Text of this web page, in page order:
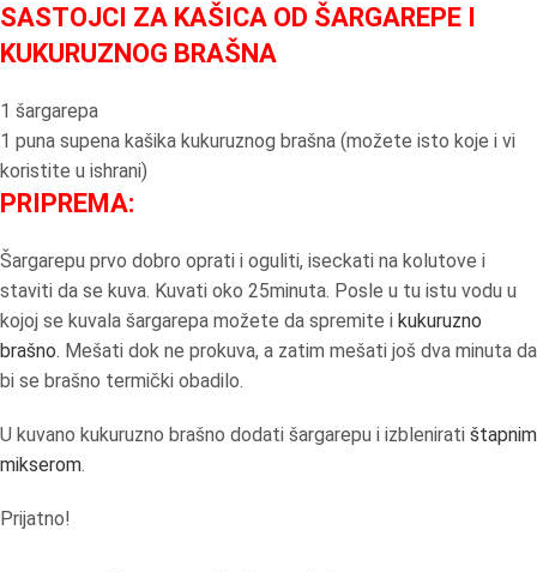
SASTOJCI ZA KAŠICA OD ŠARGAREPE I
KUKURUZNOG BRAŠNA
1 šargarepa
1 puna supena kašika kukuruznog brašna (možete isto koje i vi
koristite u ishrani)
PRIPREMA:
Šargarepu prvo dobro oprati i oguliti, iseckati na kolutove i
staviti da se kuva. Kuvati oko 25minuta. Posle u tu istu vodu u
kojoj se kuvala šargarepa možete da spremite i kukuruzno
brašno. Mešati dok ne prokuva, a zatim mešati još dva minuta da
bi se brašno termički obadilo.
U kuvano kukuruzno brašno dodati šargarepu i izblenirati štapnim
mikserom.
Prijatno!